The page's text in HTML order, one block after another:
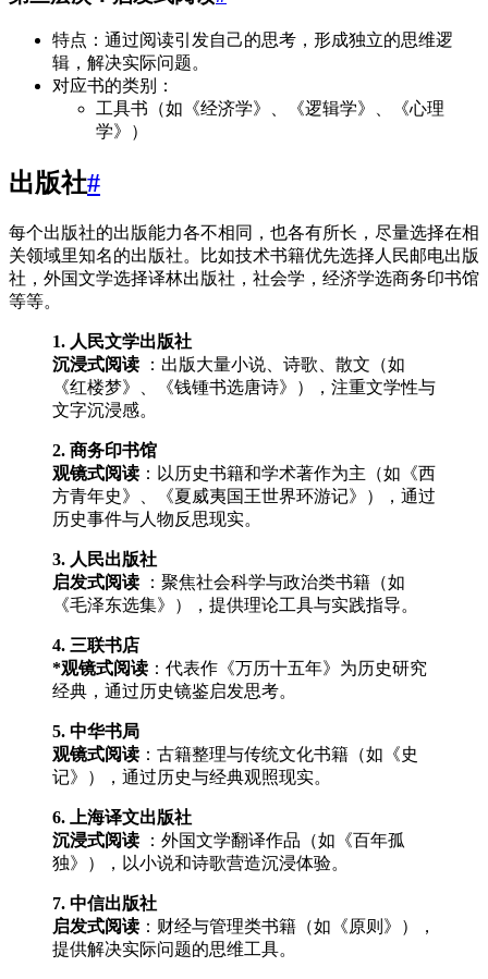
特点：通过阅读引发自己的思考，形成独立的思维逻
辑，解决实际问题。
对应书的类别：
工具书（如《经济学》、《逻辑学》、《心理
学》）
出版社#
每个出版社的出版能力各不相同，也各有所长，尽量选择在相
关领域里知名的出版社。比如技术书籍优先选择人民邮电出版
社，外国文学选择译林出版社，社会学，经济学选商务印书馆
等等。
1. 人民文学出版社
沉浸式阅读 ：出版大量小说、诗歌、散文（如
《红楼梦》、《钱锺书选唐诗》），注重文学性与
文字沉浸感。
2. 商务印书馆
观镜式阅读 ：以历史书籍和学术著作为主（如《西
方青年史》、《夏威夷国王世界环游记》），通过
历史事件与人物反思现实。
3. 人民出版社
启发式阅读 ：聚焦社会科学与政治类书籍（如
《毛泽东选集》），提供理论工具与实践指导。
4. 三联书店
*观镜式阅读 ：代表作《万历十五年》为历史研究
经典，通过历史镜鉴启发思考。
5. 中华书局
观镜式阅读 ：古籍整理与传统文化书籍（如《史
记》），通过历史与经典观照现实。
6. 上海译文出版社
沉浸式阅读 ：外国文学翻译作品（如《百年孤
独》），以小说和诗歌营造沉浸体验。
7. 中信出版社
启发式阅读 ：财经与管理类书籍（如《原则》），
提供解决实际问题的思维工具。